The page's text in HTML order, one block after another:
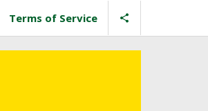
Terms of Service